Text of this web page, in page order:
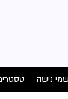
נישה